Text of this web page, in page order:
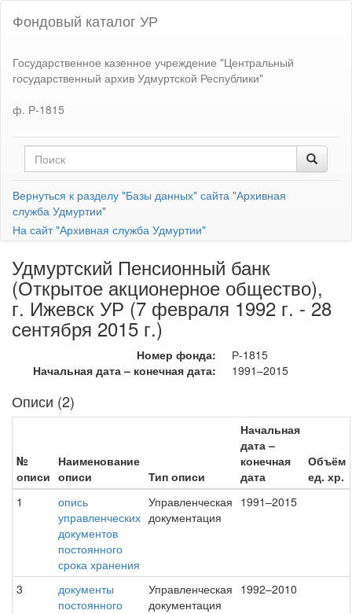
Фондовый каталог УР
Государственное казенное учреждение "Центральный
государственный архив Удмуртской Республики"
ф. Р-1815
Вернуться к разделу "Базы данных" сайта "Архивная
служба Удмуртии"
На сайт "Архивная служба Удмуртии"
Удмуртский Пенсионный банк
(Открытое акционерное общество),
г. Ижевск УР (7 февраля 1992 г. - 28
сентября 2015 г.)
Номер фонда:
Р-1815
Начальная дата – конечная дата:
1991–2015
Описи (2)
№
описи
Наименование
описи
Тип описи
Начальная
дата –
конечная
дата
Объём
ед. хр.
1
опись
управленческих
документов
постоянного
срока хранения
Управленческая
документация
1991–2015
3
документы
постоянного
Управленческая
документация
1992–2010